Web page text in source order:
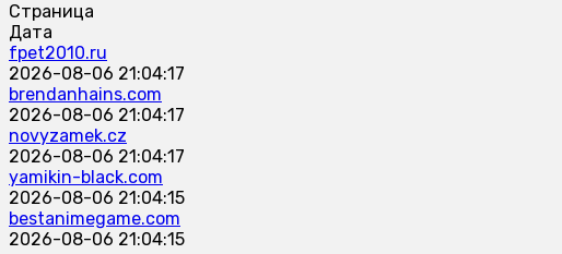
Страница
Дата
fpet2010.ru
2026-08-06 21:04:17
brendanhains.com
2026-08-06 21:04:17
novyzamek.cz
2026-08-06 21:04:17
yamikin-black.com
2026-08-06 21:04:15
bestanimegame.com
2026-08-06 21:04:15